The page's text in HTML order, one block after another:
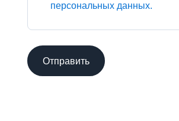
персональных данных.
Отправить